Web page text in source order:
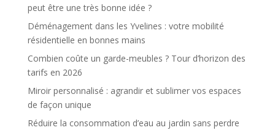
peut être une très bonne idée ?
Déménagement dans les Yvelines : votre mobilité
résidentielle en bonnes mains
Combien coûte un garde-meubles ? Tour d’horizon des
tarifs en 2026
Miroir personnalisé : agrandir et sublimer vos espaces
de façon unique
Réduire la consommation d’eau au jardin sans perdre